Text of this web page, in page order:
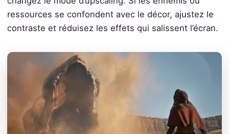
ressources se confondent avec le décor, ajustez le
contraste et réduisez les effets qui salissent l’écran.